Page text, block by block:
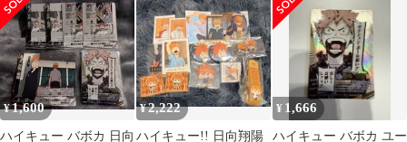
回生産限定版) [Blu-ray]
村瀬歩 (出演) 石川界人
(出演) 満仲勧 (監督) 形
式: Blu-ray
¥1,600
ハイキュー バボカ 日向
¥2,222
ハイキュー!! 日向翔陽
¥ 1,666
ハイキュー バボカ ユー